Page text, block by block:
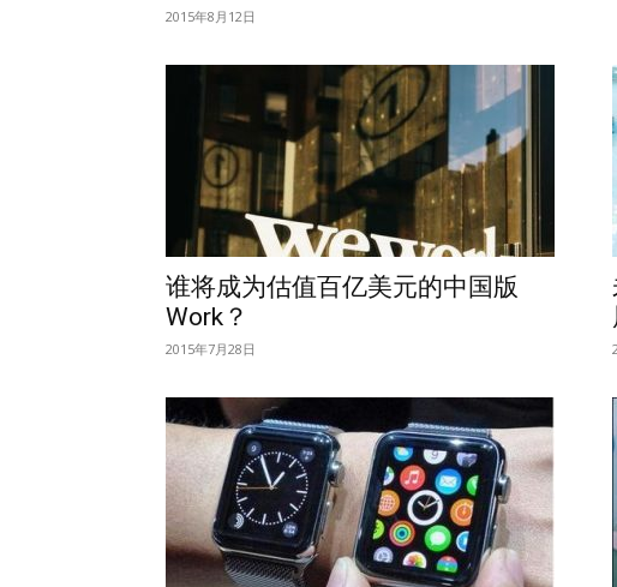
2015年8月12日
谁将成为估值百亿美元的中国版
Work？
2015年7月28日